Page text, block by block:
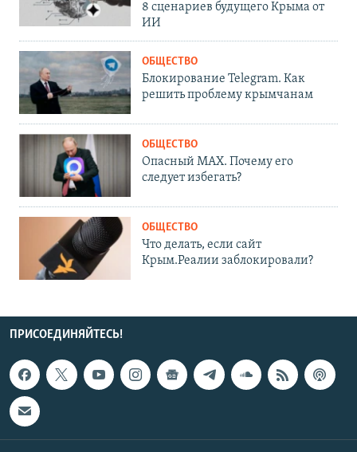
8 сценариев будущего Крыма от
ИИ
ОБЩЕСТВО
Блокирование Telegram. Как
решить проблему крымчанам
ОБЩЕСТВО
Опасный MAX. Почему его
следует избегать?
ОБЩЕСТВО
Что делать, если сайт
Крым.Реалии заблокировали?
ПРИСОЕДИНЯЙТЕСЬ!